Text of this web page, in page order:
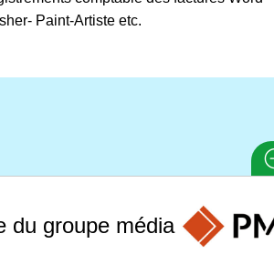
Paint-Artiste etc.
du groupe média